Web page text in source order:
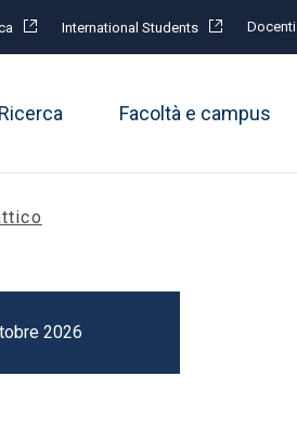
International Students Docenti
Ricerca Facoltà e campus
2026